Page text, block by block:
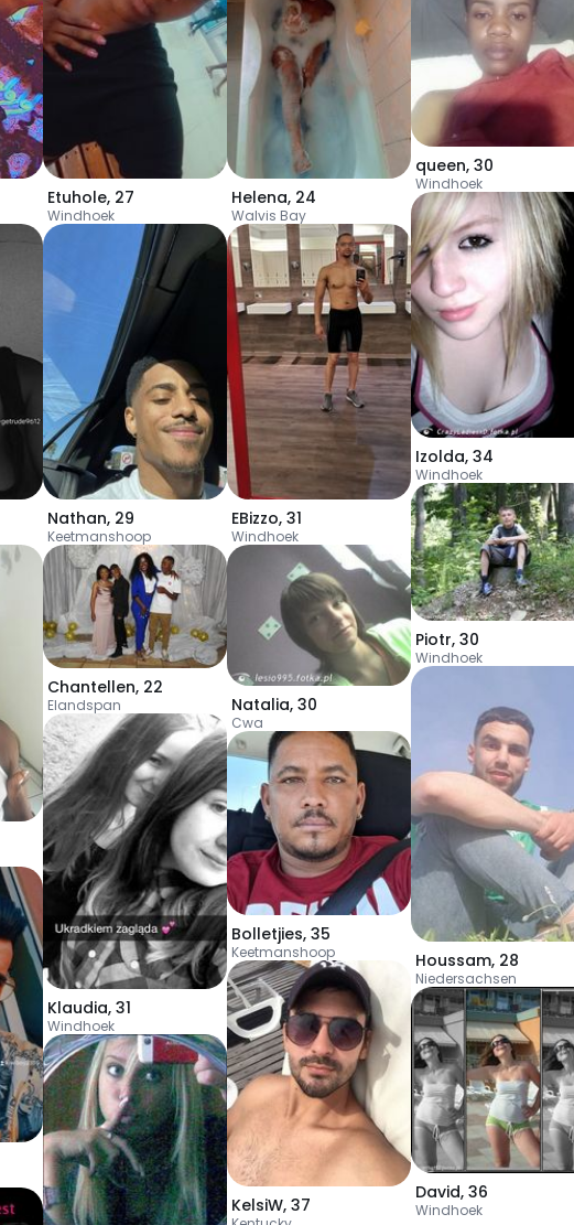
Etuhole, 27
Windhoek
Nathan, 29
Keetmanshoop
Chantellen, 22
Elandspan
Klaudia, 31
Windhoek
Helena, 24
Walvis Bay
EBizzo, 31
Windhoek
Natalia, 30
Cwa
Bolletjies, 35
Keetmanshoop
KelsiW, 37
queen, 30
Windhoek
Izolda, 34
Windhoek
Piotr, 30
Windhoek
Houssam, 28
Niedersachsen
David, 36
Windhoek